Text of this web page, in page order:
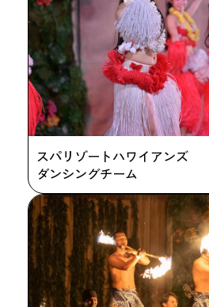
スパリゾートハワイアンズ
ダンシングチーム